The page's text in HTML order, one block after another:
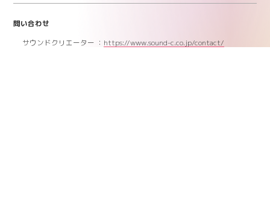
問い合わせ
サウンドクリエーター ： https://www.sound-c.co.jp/contact/